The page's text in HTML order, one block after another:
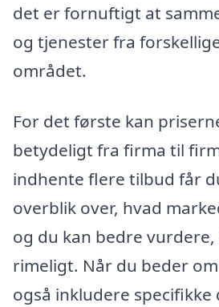
det er fornuftigt at
og tjenester fra
området.
For det første kan
betydeligt fra firma til
indhente flere tilbud får
overblik over, hvad
og du kan bedre
rimeligt. Når du beder
også inkludere